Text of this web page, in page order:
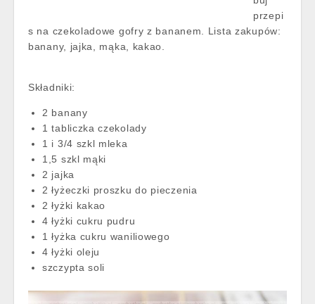
przepi
s na czekoladowe gofry z bananem. Lista zakupów:
banany, jajka, mąka, kakao.
Składniki:
2 banany
1 tabliczka czekolady
1 i 3/4 szkl mleka
1,5 szkl mąki
2 jajka
2 łyżeczki proszku do pieczenia
2 łyżki kakao
4 łyżki cukru pudru
1 łyżka cukru waniliowego
4 łyżki oleju
szczypta soli